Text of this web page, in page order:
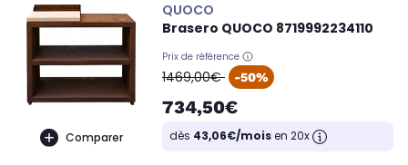
Comparer
QUOCO
Brasero QUOCO 8719992234110
Prix de référence
oldPrice
1469,00€ -50%
734,50€
dès 43,06€/moisen 20x